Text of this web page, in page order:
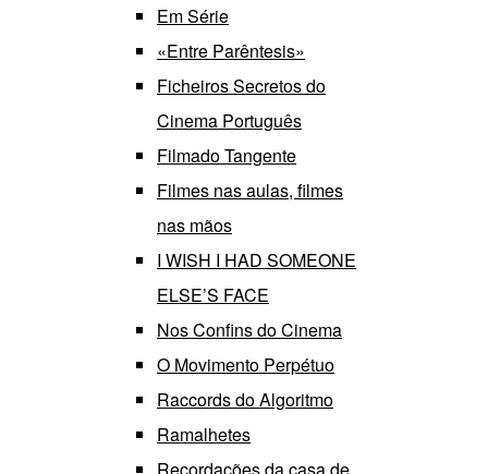
Em Série
«Entre Parêntesis»
Ficheiros Secretos do
Cinema Português
Filmado Tangente
Filmes nas aulas, filmes
nas mãos
I WISH I HAD SOMEONE
ELSE’S FACE
Nos Confins do Cinema
O Movimento Perpétuo
Raccords do Algoritmo
Ramalhetes